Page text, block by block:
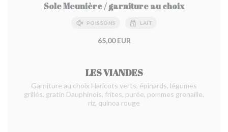
Sole Meunière / garniture au choix
POISSONS LAIT
65,00 EUR
LES VIANDES
Garniture au choix Haricots verts, épinards, légumes
grillés, gratin Dauphinois, frites, purée, pommes grenaille,
riz, quinoa rouge